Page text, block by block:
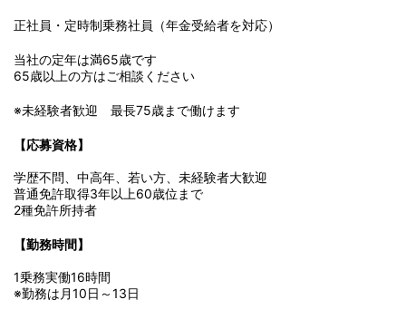
正社員・定時制乗務社員（年金受給者を対応）
当社の定年は満65歳です
65歳以上の方はご相談ください
※未経験者歓迎 最長75歳まで働けます
【応募資格】
学歴不問、中高年、若い方、未経験者大歓迎
普通免許取得3年以上60歳位まで
2種免許所持者
【勤務時間】
1乗務実働16時間
※勤務は月10日～13日